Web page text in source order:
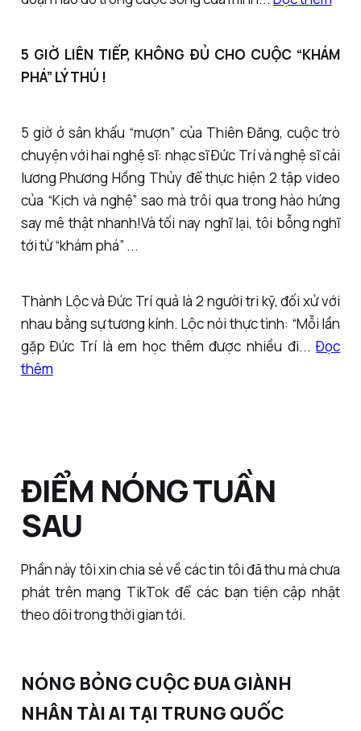
5 GIỜ LIÊN TIẾP, KHÔNG ĐỦ CHO CUỘC “KHÁM
PHÁ” LÝ THÚ !
5 giờ ở sân khấu “mượn” của Thiên Đăng, cuộc trò
chuyện với hai nghệ sĩ: nhạc sĩ Đức Trí và nghệ sĩ cải
lương Phương Hồng Thủy để thực hiện 2 tập video
của “Kịch và nghệ” sao mà trôi qua trong hào hứng
say mê thật nhanh!Và tối nay nghĩ lại, tôi bỗng nghĩ
tới từ “khám phá” ...
Thành Lộc và Đức Trí quả là 2 người tri kỹ, đối xử với
nhau bằng sự tương kính. Lộc nói thực tình: “Mỗi lần
gặp Đức Trí là em học thêm được nhiều đi...Đọc
thêm
ĐIỂM NÓNG TUẦN
SAU
Phần này tôi xin chia sẻ về các tin tôi đã thu mà chưa
phát trên mạng TikTok để các bạn tiện cập nhật
theo dõi trong thời gian tới.
NÓNG BỎNG CUỘC ĐUA GIÀNH
NHÂN TÀI AI TẠI TRUNG QUỐC